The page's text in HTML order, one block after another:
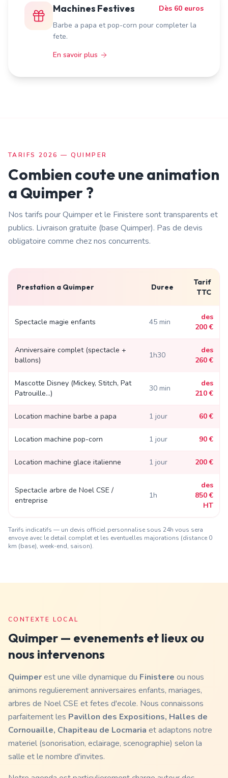
Machines Festives
Dès 60 euros
Barbe a papa et pop-corn pour completer la
fete.
En savoir plus
TARIFS 2026 — QUIMPER
Combien coute une animation
a Quimper?
Nos tarifs pourQuimperet le Finistere sont transparents et
publics. Livraison gratuite (base Quimper). Pas de devis
obligatoire comme chez nos concurrents.
Prestation a Quimper Duree
Tarif
TTC
Spectacle magie enfants 45 min
des
200 €
Anniversaire complet (spectacle +
ballons)
1h30
des
260 €
Mascotte Disney (Mickey, Stitch, Pat
Patrouille...)
30 min
des
210 €
Location machine barbe a papa 1 jour 60 €
Location machine pop-corn 1 jour 90 €
Location machine glace italienne 1 jour 200 €
Spectacle arbre de Noel CSE /
entreprise
1h
des
850 €
HT
Tarifs indicatifs — un devis officiel personnalise sous 24h vous sera
envoye avec le detail complet et les eventuelles majorations (distance 0
km (base), week-end, saison).
CONTEXTE LOCAL
Quimper — evenements et lieux ou
nous intervenons
Quimperest une ville dynamique du Finistere ou nous
animons regulierement anniversaires enfants, mariages,
arbres de Noel CSE et fetes d'ecole. Nous connaissons
parfaitement les Pavillon des Expositions, Halles de
Cornouaille, Chapiteau de Locmaria et adaptons notre
materiel (sonorisation, eclairage, scenographie) selon la
salle et le nombre d'invites.